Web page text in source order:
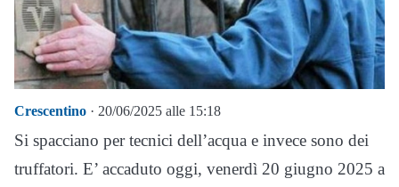
Crescentino · 20/06/2025 alle 15:18
Si spacciano per tecnici dell’acqua e invece sono dei
truffatori. E’ accaduto oggi, venerdì 20 giugno 2025 a